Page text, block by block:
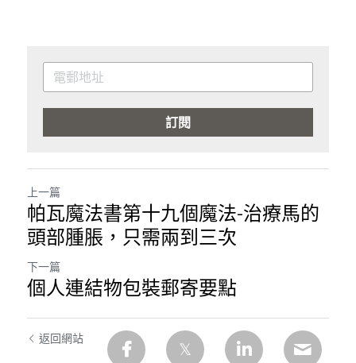
訂閱
上一篇
帕瓦魔法書第十九個魔法-治療馬的
頭部腫脹，只需兩到三次
下一篇
個人連結物包裝郵寄要點
返回網站